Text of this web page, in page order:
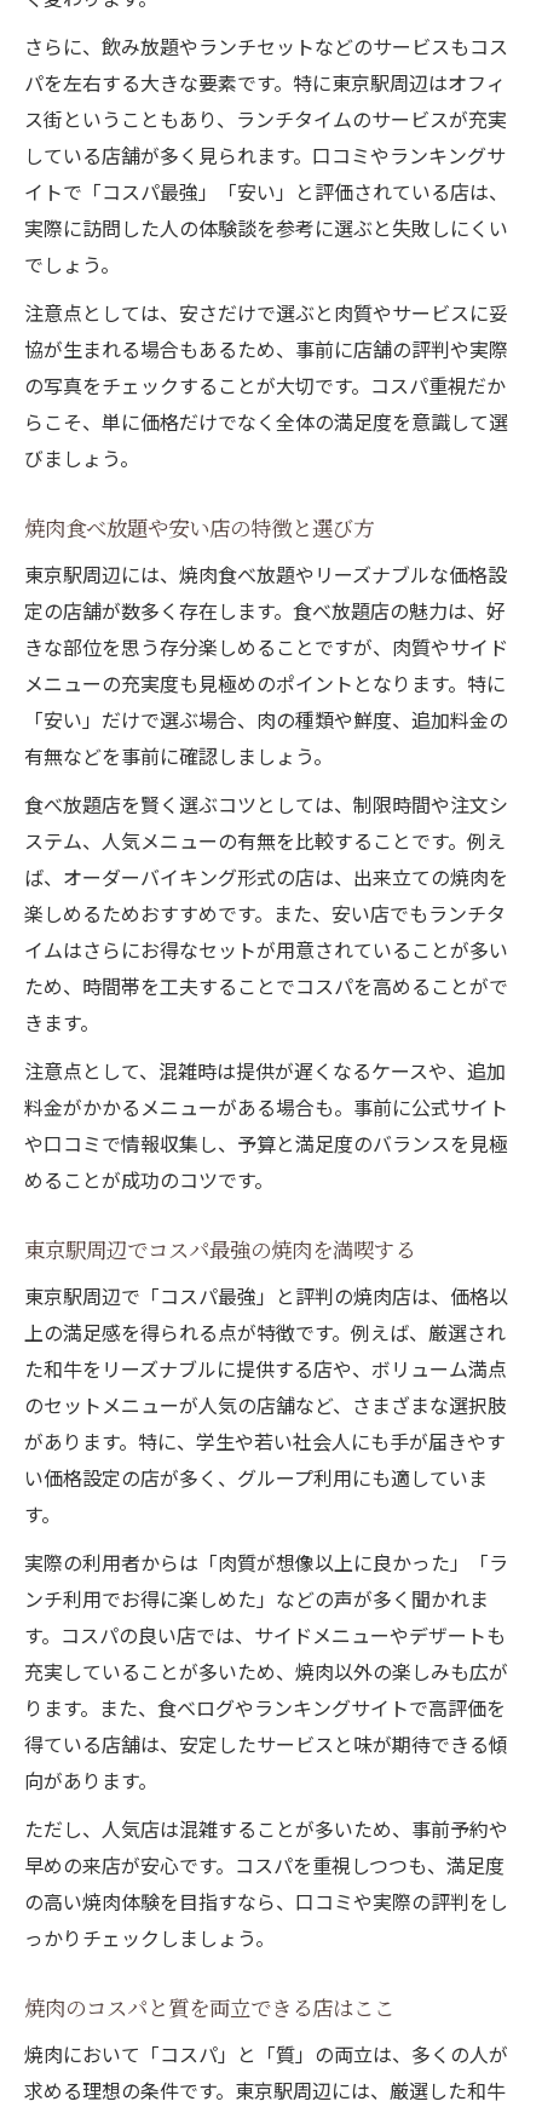
さらに、飲み放題やランチセットなどのサービスもコス
パを左右する大きな要素です。特に東京駅周辺はオフィ
ス街ということもあり、ランチタイムのサービスが充実
している店舗が多く見られます。口コミやランキングサ
イトで「コスパ最強」「安い」と評価されている店は、
実際に訪問した人の体験談を参考に選ぶと失敗しにくい
でしょう。
注意点としては、安さだけで選ぶと肉質やサービスに妥
協が生まれる場合もあるため、事前に店舗の評判や実際
の写真をチェックすることが大切です。コスパ重視だか
らこそ、単に価格だけでなく全体の満足度を意識して選
びましょう。
焼肉食べ放題や安い店の特徴と選び方
東京駅周辺には、焼肉食べ放題やリーズナブルな価格設
定の店舗が数多く存在します。食べ放題店の魅力は、好
きな部位を思う存分楽しめることですが、肉質やサイド
メニューの充実度も見極めのポイントとなります。特に
「安い」だけで選ぶ場合、肉の種類や鮮度、追加料金の
有無などを事前に確認しましょう。
食べ放題店を賢く選ぶコツとしては、制限時間や注文シ
ステム、人気メニューの有無を比較することです。例え
ば、オーダーバイキング形式の店は、出来立ての焼肉を
楽しめるためおすすめです。また、安い店でもランチタ
イムはさらにお得なセットが用意されていることが多い
ため、時間帯を工夫することでコスパを高めることがで
きます。
注意点として、混雑時は提供が遅くなるケースや、追加
料金がかかるメニューがある場合も。事前に公式サイト
や口コミで情報収集し、予算と満足度のバランスを見極
めることが成功のコツです。
東京駅周辺でコスパ最強の焼肉を満喫する
東京駅周辺で「コスパ最強」と評判の焼肉店は、価格以
上の満足感を得られる点が特徴です。例えば、厳選され
た和牛をリーズナブルに提供する店や、ボリューム満点
のセットメニューが人気の店舗など、さまざまな選択肢
があります。特に、学生や若い社会人にも手が届きやす
い価格設定の店が多く、グループ利用にも適していま
す。
実際の利用者からは「肉質が想像以上に良かった」「ラ
ンチ利用でお得に楽しめた」などの声が多く聞かれま
す。コスパの良い店では、サイドメニューやデザートも
充実していることが多いため、焼肉以外の楽しみも広が
ります。また、食べログやランキングサイトで高評価を
得ている店舗は、安定したサービスと味が期待できる傾
向があります。
ただし、人気店は混雑することが多いため、事前予約や
早めの来店が安心です。コスパを重視しつつも、満足度
の高い焼肉体験を目指すなら、口コミや実際の評判をし
っかりチェックしましょう。
焼肉のコスパと質を両立できる店はここ
焼肉において「コスパ」と「質」の両立は、多くの人が
求める理想の条件です。東京駅周辺には、厳選した和牛